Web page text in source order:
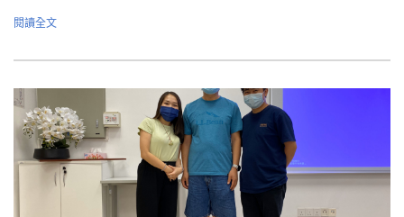
閱讀全文